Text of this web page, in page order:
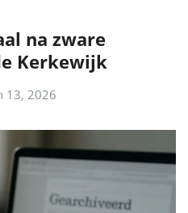
na zware
Kerkewijk
13, 2026